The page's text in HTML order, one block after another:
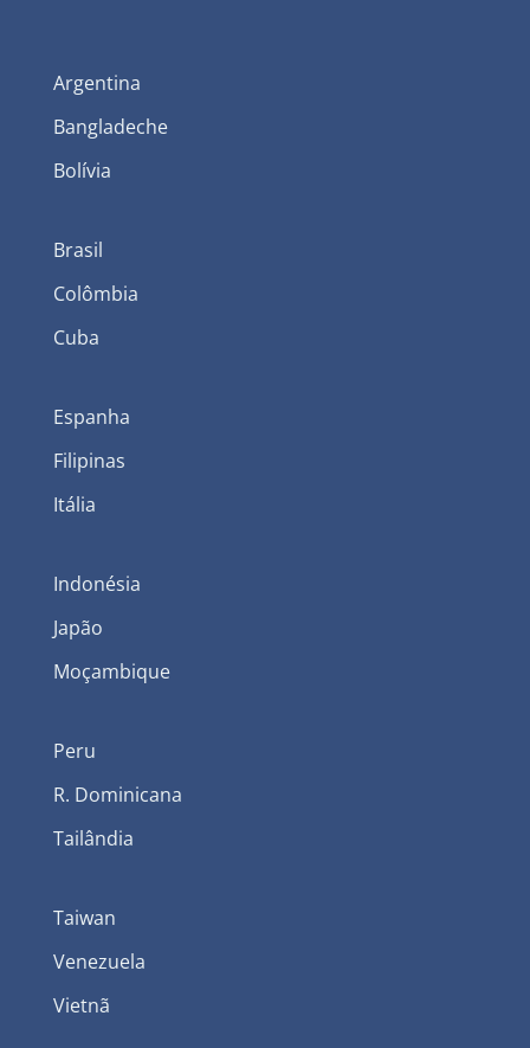
Argentina
Bangladeche
Bolívia
Brasil
Colômbia
Cuba
Espanha
Filipinas
Itália
Indonésia
Japão
Moçambique
Peru
R. Dominicana
Tailândia
Taiwan
Venezuela
Vietnã